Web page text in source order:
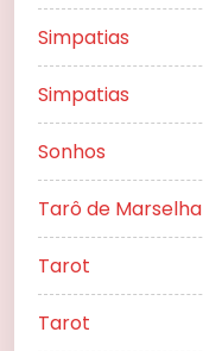
Simpatias
Simpatias
Sonhos
Tarô de Marselha
Tarot
Tarot